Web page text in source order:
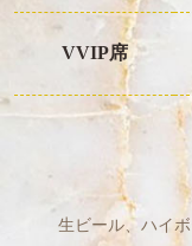
VVIP席
生ビール、ハイ